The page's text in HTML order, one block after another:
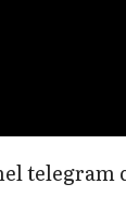
telegram